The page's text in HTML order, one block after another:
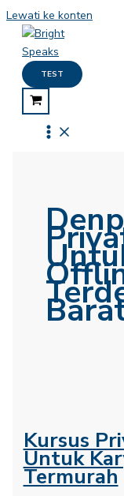
Lewati ke konten
TEST
Kursus
Untuk
Termurah